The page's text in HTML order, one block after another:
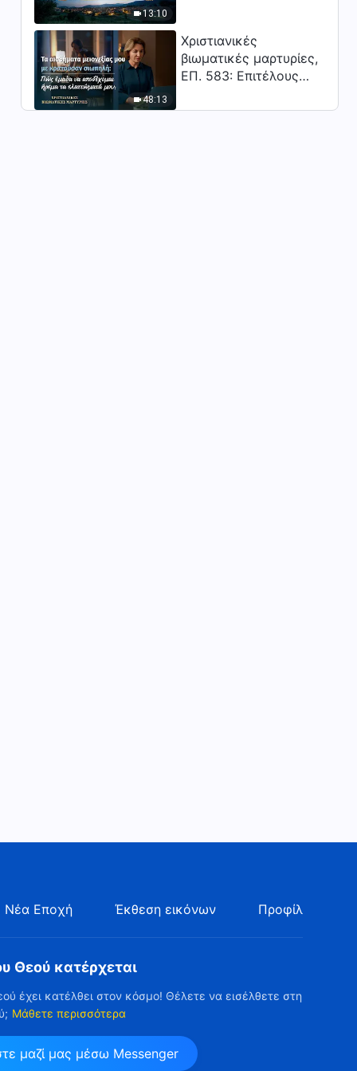
1:11:01
1:07:34
Ομιλία του Θεού | «Πώς να
επιδιώκει κανείς την
αλήθεια (14)» (Μέρος πρώτο)
13:10
48:13
Χριστιανικές
βιωματικές μαρτυρίες,
ΕΠ. 583: Επιτέλους
κατωτερότητας
Νέα Εποχή Έκθεση εικόνων Προφίλ
Θεού κατέρχεται
έχει κατέλθει στον κόσμο! Θέλετε να εισέλθετε στη
Μάθετε περισσότερα
μαζί μας μέσω Messenger